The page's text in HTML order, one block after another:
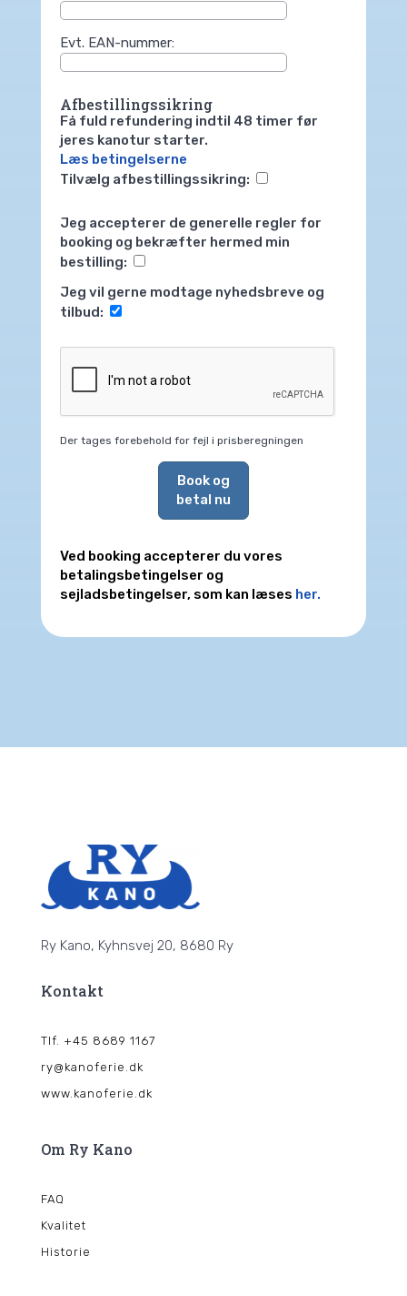
Evt. EAN-nummer:
Afbestillingssikring
Få fuld refundering indtil 48 timer før
jeres kanotur starter.
Læs betingelserne
Tilvælg afbestillingssikring:
Jeg accepterer de generelle regler for
booking og bekræfter hermed min
bestilling:
Jeg vil gerne modtage nyhedsbreve og
tilbud:
Der tages forebehold for fejl i prisberegningen
Book og
betal nu
Ved booking accepterer du vores
betalingsbetingelser og
sejladsbetingelser, som kan læses her.
Ry Kano, Kyhnsvej 20, 8680 Ry
Kontakt
Tlf. +45 8689 1167
ry@kanoferie.dk
www.kanoferie.dk
Om Ry Kano
FAQ
Kvalitet
Historie